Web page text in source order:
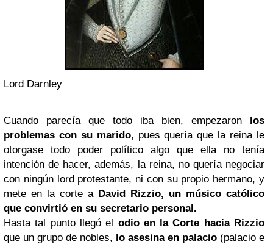
Lord Darnley
Cuando parecía que todo iba bien, empezaron los
problemas con su marido, pues quería que la reina le
otorgase todo poder político algo que ella no tenía
intención de hacer, además, la reina, no quería negociar
con ningún lord protestante, ni con su propio hermano, y
mete en la corte a David Rizzio, un músico católico
que convirtió en su secretario personal.
Hasta tal punto llegó el odio en la Corte hacia Rizzio
que un grupo de nobles, lo asesina en palacio (palacio e